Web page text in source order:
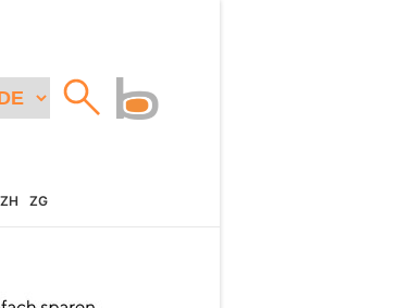
ZH ZG